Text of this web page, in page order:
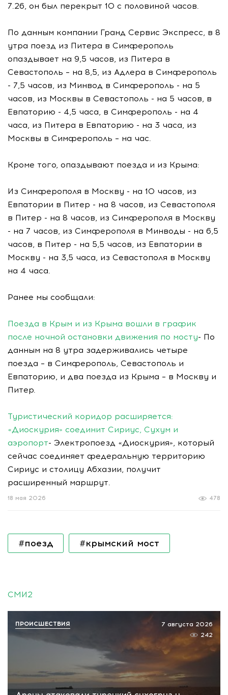
7.26, он был перекрыт 10 с половиной часов.
По данным компании Гранд Сервис Экспресс, в 8
утра поезд из Питера в Симферополь
опаздывает на 9,5 часов, из Питера в
Севастополь – на 8,5, из Адлера в Симферополь
- 7,5 часов, из Минвод в Симферополь - на 5
часов, из Москвы в Севастополь - на 5 часов, в
Евпаторию - 4,5 часа, в Симферополь - на 4
часа, из Питера в Евпаторию - на 3 часа, из
Москвы в Симферополь – на час.
Кроме того, опаздывают поезда и из Крыма:
Из Симферополя в Москву - на 10 часов, из
Евпатории в Питер - на 8 часов, из Севастополя
в Питер - на 8 часов, из Симферополя в Москву
- на 7 часов, из Симферополя в Минводы - на 6,5
часов, в Питер - на 5,5 часов, из Евпатории в
Москву - на 3,5 часа, из Севастополя в Москву
на 4 часа.
Ранее мы сообщали:
Поезда в Крым и из Крыма вошли в график
после ночной остановки движения по мосту- По
данным на 8 утра задерживались четыре
поезда – в Симферополь, Севастополь и
Евпаторию, и два поезда из Крыма – в Москву и
Питер.
Туристический коридор расширяется:
«Диоскурия» соединит Сириус, Сухум и
аэропорт- Электропоезд «Диоскурия», который
сейчас соединяет федеральную территорию
Сириус и столицу Абхазии, получит
расширенный маршрут.
478
18 мая 2026
#поезд #крымский мост
СМИ2
7 августа 2026
242
ПРОИСШЕСТВИЯ